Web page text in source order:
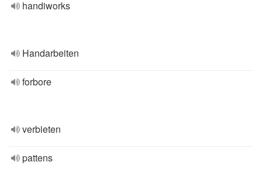
handiworks
Handarbeiten
forbore
verbieten
pattens